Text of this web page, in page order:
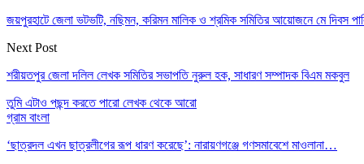
জয়পুরহাটে জেলা ভটভটি, নছিমন, করিমন মালিক ও শ্রমিক সমিতির আয়োজনে মে দিবস
Next Post
শরীয়তপুর জেলা দলিল লেখক সমিতির সভাপতি নুরুল হক, সাধারণ সম্পাদক বিএম মকবুল
তুমি এটাও পছন্দ করতে পারো লেখক থেকে আরো
গ্রাম বাংলা
‘ছাত্রদল এখন ছাত্রলীগের রূপ ধারণ করেছে’: নারায়ণগঞ্জে গণসমাবেশে মাওলানা…